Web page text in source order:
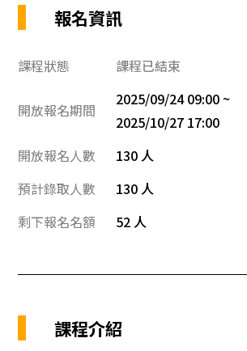
報名資訊
課程狀態 課程已結束
開放報名期間
2025/09/24 09:00 ~
2025/10/27 17:00
開放報名人數
130 人
預計錄取人數
130 人
剩下報名名額
52 人
課程介紹